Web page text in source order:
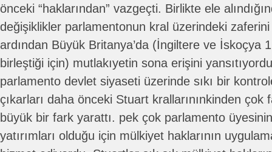
önceki “haklarından” vazgeçti. Birlikte ele
değişiklikler parlamentonun kral üzerindeki
ardından Büyük Britanya’da (İngiltere ve İskoçya
birleştiği için) mutlakıyetin sona erişini
parlamento devlet siyaseti üzerinde sıkı bir
çıkarları daha önceki Stuart krallarınınkinden çok
büyük bir fark yarattı. pek çok parlamento
yatırımları olduğu için mülkiyet haklarının